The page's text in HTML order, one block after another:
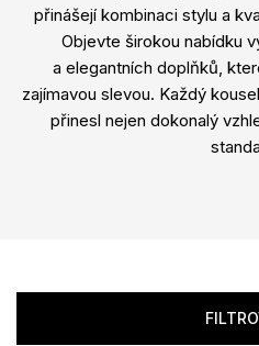
přinášejí kombinaci stylu a
Objevte širokou nabídku
a elegantních doplňků,
zajímavou slevou. Každý
přinesl nejen dokonalý